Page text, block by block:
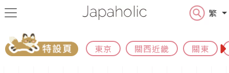
繁
東京 關西近畿 關東